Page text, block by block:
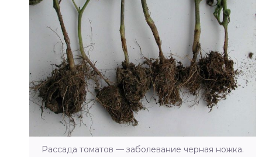
Рассада томатов — заболевание черная ножка.